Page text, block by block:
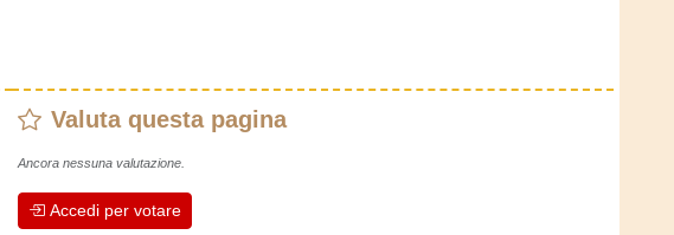
Valuta questa pagina
Ancora nessuna valutazione.
Accedi per votare